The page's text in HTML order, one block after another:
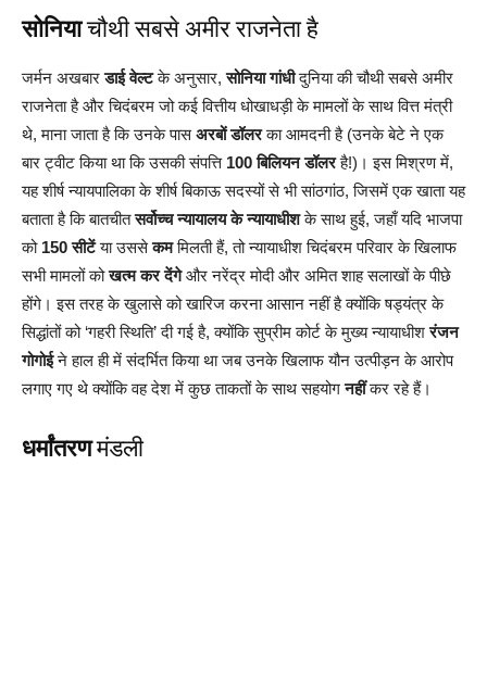
सोनियाचौथी सबसे अमीर राजनेता है
जर्मन अखबारडाई वेल्टके अनुसार,सोनिया गांधीदुनिया की चौथी सबसे अमीर
राजनेता है और चिदंबरम जो कई वित्तीय धोखाधड़ी के मामलों के साथ वित्त मंत्री
थे, माना जाता है कि उनके पासअरबों डॉलरका आमदनी है (उनके बेटे ने एक
बार ट्वीट किया था कि उसकी संपत्ति 100 बिलियन डॉलरहै!)। इस मिश्रण में,
यह शीर्ष न्यायपालिका के शीर्ष बिकाऊ सदस्यों से भी सांठगांठ, जिसमें एक खाता यह
बताता है कि बातचीतसर्वोच्च न्यायालय के न्यायाधीशके साथ हुई, जहाँ यदि भाजपा
को 150 सीटेंया उससेकममिलती हैं, तो न्यायाधीश चिदंबरम परिवार के खिलाफ
सभी मामलों कोखत्म कर देंगेऔर नरेंद्र मोदी और अमित शाह सलाखों के पीछे
होंगे। इस तरह के खुलासे को खारिज करना आसान नहीं है क्योंकि षड्यंत्र के
सिद्धांतों को ‘गहरी स्थिति’ दी गई है, क्योंकि सुप्रीम कोर्ट के मुख्य न्यायाधीशरंजन
गोगोईने हाल ही में संदर्भित किया था जब उनके खिलाफ यौन उत्पीड़न के आरोप
लगाए गए थे क्योंकि वह देश में कुछ ताकतों के साथ सहयोगनहींकर रहे हैं।
धर्मांतरणमंडली